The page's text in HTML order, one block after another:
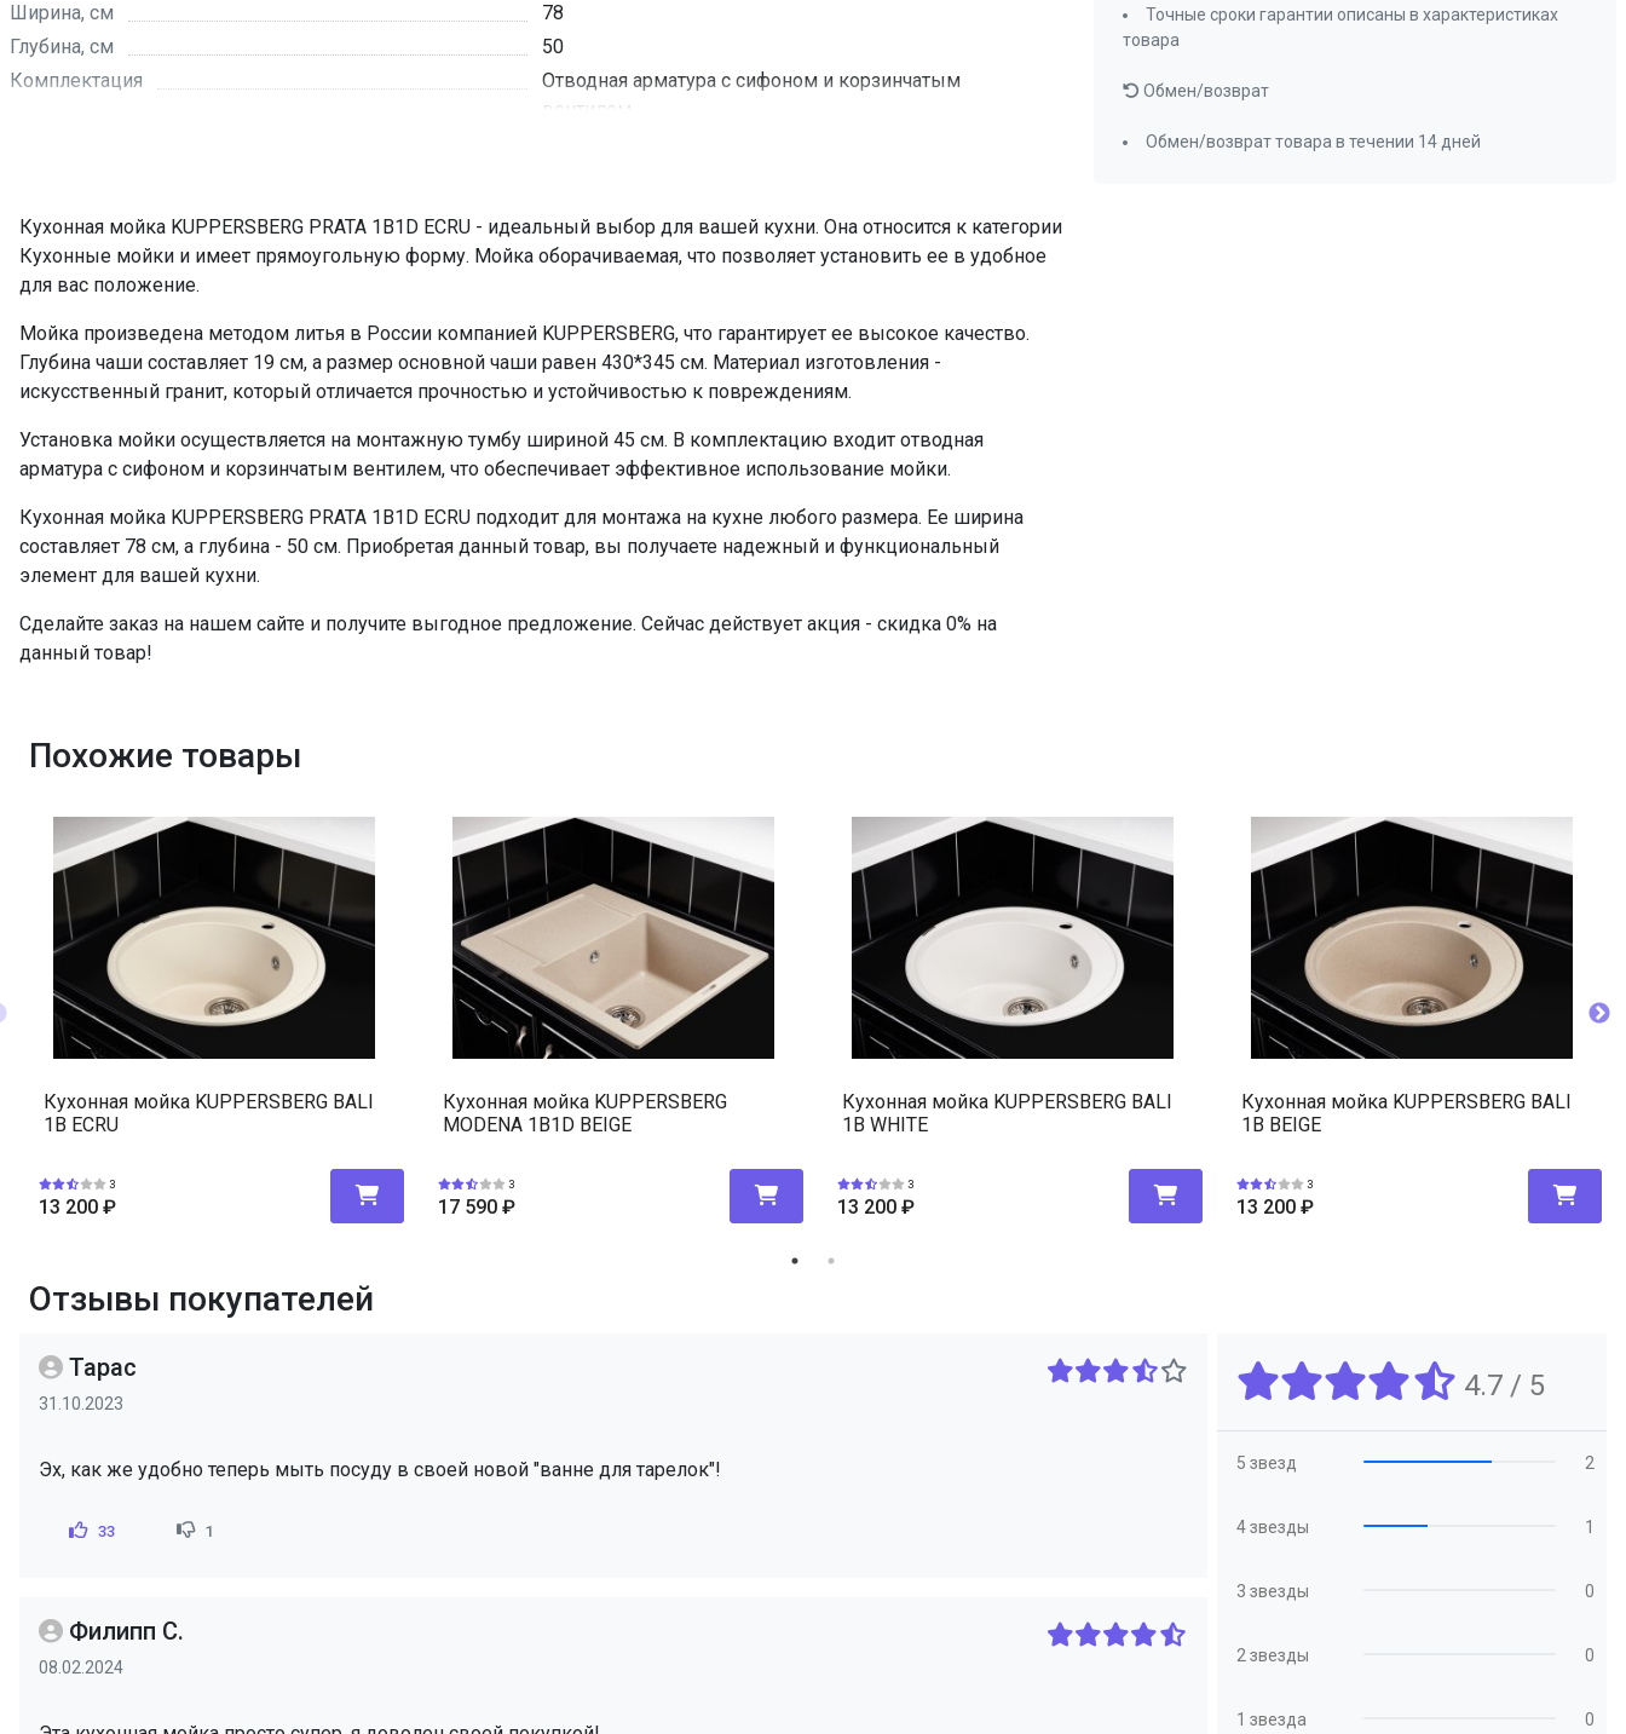
Ширина, см
78
Глубина, см
50
Комплектация
Отводная арматура с сифоном и корзинчатым
вентилем
Кухонная мойка KUPPERSBERG PRATA 1B1D ECRU - идеальный выбор для вашей кухни. Она относится к категории
Кухонные мойки и имеет прямоугольную форму. Мойка оборачиваемая, что позволяет установить ее в удобное
для вас положение.
Мойка произведена методом литья в России компанией KUPPERSBERG, что гарантирует ее высокое качество.
Глубина чаши составляет 19 см, а размер основной чаши равен 430*345 см. Материал изготовления -
искусственный гранит, который отличается прочностью и устойчивостью к повреждениям.
Установка мойки осуществляется на монтажную тумбу шириной 45 см. В комплектацию входит отводная
арматура с сифоном и корзинчатым вентилем, что обеспечивает эффективное использование мойки.
Кухонная мойка KUPPERSBERG PRATA 1B1D ECRU подходит для монтажа на кухне любого размера. Ее ширина
составляет 78 см, а глубина - 50 см. Приобретая данный товар, вы получаете надежный и функциональный
элемент для вашей кухни.
Сделайте заказ на нашем сайте и получите выгодное предложение. Сейчас действует акция - скидка 0% на
данный товар!
Точные сроки гарантии описаны в характеристиках
товара
Обмен/возврат
Обмен/возврат товара в течении 14 дней
Похожие товары
Кухонная мойка KUPPERSBERG BALI
1B ECRU
3
13 200 ₽
Кухонная мойка KUPPERSBERG
MODENA 1B1D BEIGE
3
17 590 ₽
Кухонная мойка KUPPERSBERG BALI
1B WHITE
3
13 200 ₽
Кухонная мойка KUPPERSBERG BALI
1B BEIGE
3
13 200 ₽
Отзывы покупателей
Тарас
31.10.2023
Эх, как же удобно теперь мыть посуду в своей новой "ванне для тарелок"!
33 1
Филипп С.
08.02.2024
4.7 / 5
5 звезд 2
4 звезды 1
3 звезды 0
2 звезды 0
1 звезда 0